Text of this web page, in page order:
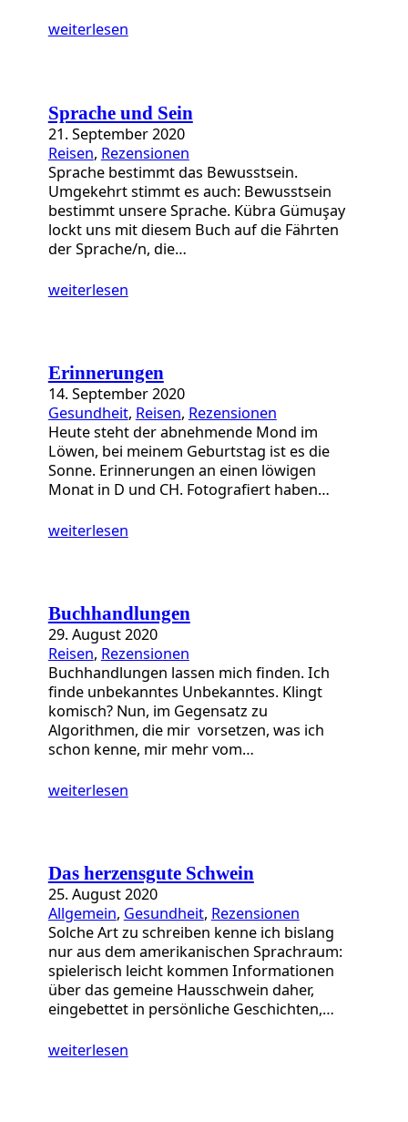
weiterlesen
Sprache und Sein
21. September 2020
Reisen, Rezensionen
Sprache bestimmt das Bewusstsein.
Umgekehrt stimmt es auch: Bewusstsein
bestimmt unsere Sprache. Kübra Gümuşay
lockt uns mit diesem Buch auf die Fährten
der Sprache/n, die…
weiterlesen
Erinnerungen
14. September 2020
Gesundheit, Reisen, Rezensionen
Heute steht der abnehmende Mond im
Löwen, bei meinem Geburtstag ist es die
Sonne. Erinnerungen an einen löwigen
Monat in D und CH. Fotografiert haben…
weiterlesen
Buchhandlungen
29. August 2020
Reisen, Rezensionen
Buchhandlungen lassen mich finden. Ich
finde unbekanntes Unbekanntes. Klingt
komisch? Nun, im Gegensatz zu
Algorithmen, die mir vorsetzen, was ich
schon kenne, mir mehr vom…
weiterlesen
Das herzensgute Schwein
25. August 2020
Allgemein, Gesundheit, Rezensionen
Solche Art zu schreiben kenne ich bislang
nur aus dem amerikanischen Sprachraum:
spielerisch leicht kommen Informationen
über das gemeine Hausschwein daher,
eingebettet in persönliche Geschichten,…
weiterlesen